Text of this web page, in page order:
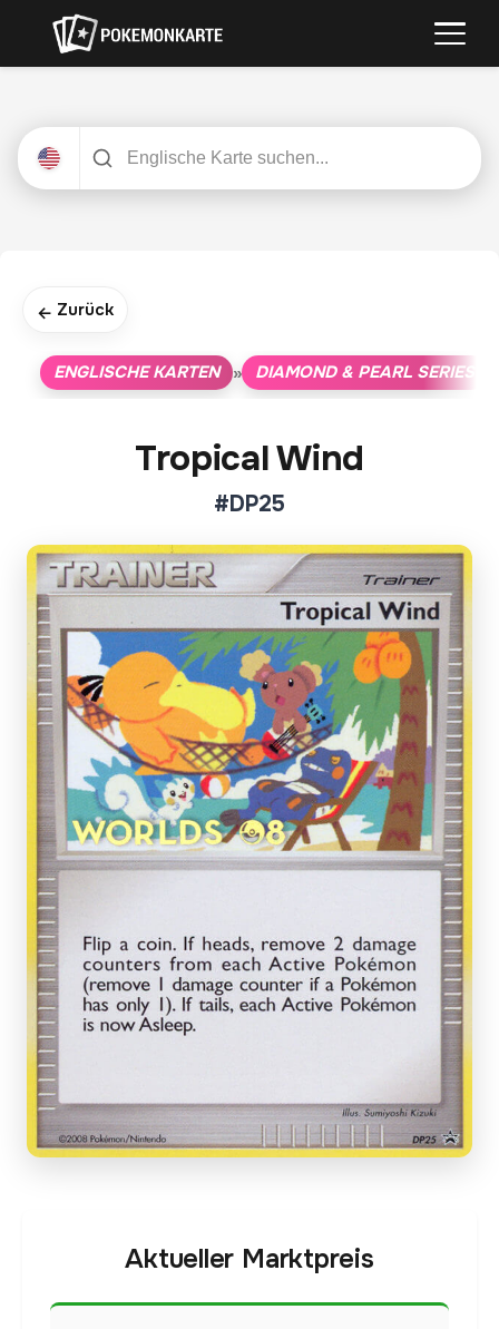
← Zurück
ENGLISCHE KARTEN » DIAMOND & PEARL SERIES
Tropical Wind
#DP25
Aktueller Marktpreis